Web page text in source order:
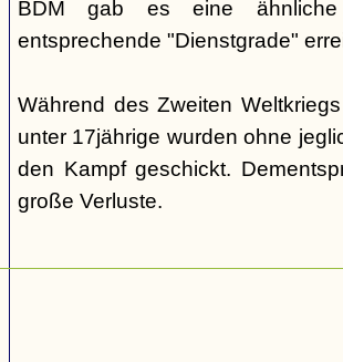
BDM gab es eine ähnliche
entsprechende "Dienstgrade"
Während des Zweiten
unter 17jährige wurden ohne
den Kampf geschickt.
große Verluste.